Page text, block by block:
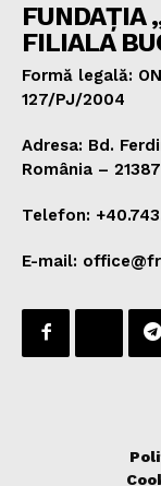
FUNDAȚIA
FILIALA
Formă legală:
127/PJ/2004
Adresa: Bd.
România – 21387
Telefon:
E-mail: